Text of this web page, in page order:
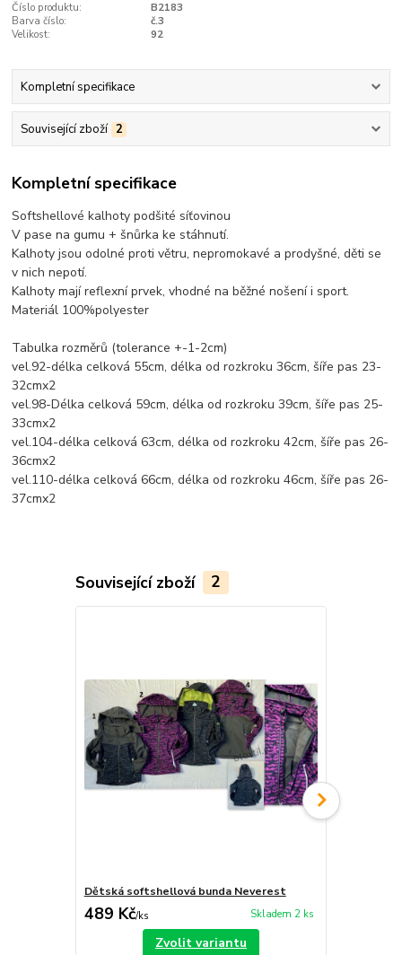
Číslo produktu:
B2183
Barva číslo:
č.3
Velikost:
92
Kompletní specifikace
Související zboží 2
Kompletní specifikace
Softshellové kalhoty podšité síťovinou
V pase na gumu + šnůrka ke stáhnutí.
Kalhoty jsou odolné proti větru, nepromokavé a prodyšné, děti se
v nich nepotí.
Kalhoty mají reflexní prvek, vhodné na běžné nošení i sport.
Materiál 100%polyester
Tabulka rozměrů (tolerance +-1-2cm)
vel.92-délka celková 55cm, délka od rozkroku 36cm, šíře pas 23-
32cmx2
vel.98-Délka celková 59cm, délka od rozkroku 39cm, šíře pas 25-
33cmx2
vel.104-délka celková 63cm, délka od rozkroku 42cm, šíře pas 26-
36cmx2
vel.110-délka celková 66cm, délka od rozkroku 46cm, šíře pas 26-
37cmx2
Související zboží 2
Dětská softshellová bunda Neverest
489 Kč/ks Skladem 2 ks
Zvolit variantu